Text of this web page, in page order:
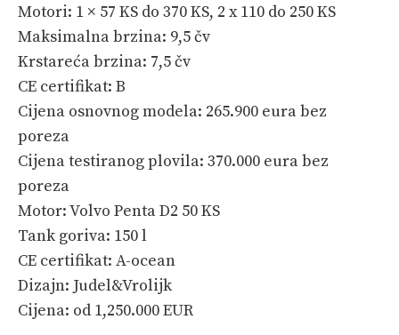
Motori: 1 × 57 KS do 370 KS, 2 x 110 do 250 KS
Maksimalna brzina: 9,5 čv
Krstareća brzina: 7,5 čv
CE certifikat: B
Cijena osnovnog modela: 265.900 eura bez
poreza
Cijena testiranog plovila: 370.000 eura bez
poreza
Motor: Volvo Penta D2 50 KS
Tank goriva: 150 l
CE certifikat: A-ocean
Dizajn: Judel&Vrolijk
Cijena: od 1,250.000 EUR